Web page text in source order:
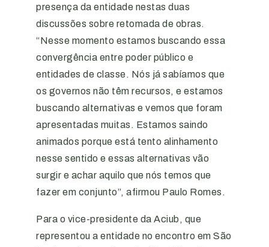
presença da entidade nestas duas
discussões sobre retomada de obras.
“Nesse momento estamos buscando essa
convergência entre poder público e
entidades de classe. Nós já sabíamos que
os governos não têm recursos, e estamos
buscando alternativas e vemos que foram
apresentadas muitas. Estamos saindo
animados porque está tento alinhamento
nesse sentido e essas alternativas vão
surgir e achar aquilo que nós temos que
fazer em conjunto”, afirmou Paulo Romes.
Para o vice-presidente da Aciub, que
representou a entidade no encontro em São